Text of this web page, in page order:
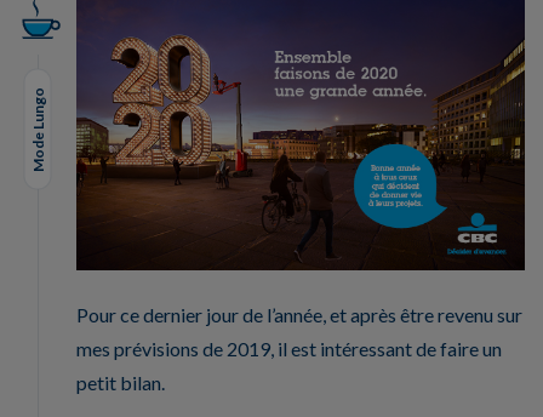
Mode Lungo
Pour ce dernier jour de l’année, et après être revenu sur
mes prévisions de 2019, il est intéressant de faire un
petit bilan.